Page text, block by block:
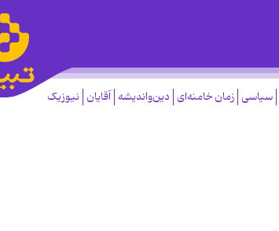
سیاسی زمان خامنه‌ای دین‌واندیشه آقایان نیوزیک